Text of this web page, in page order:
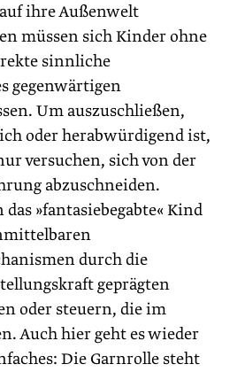
ihre Außenwelt
müssen sich Kinder ohne
sinnliche
gegenwärtigen
Um auszuschließen,
oder herabwürdigend ist,
versuchen, sich von der
abzuschneiden.
»fantasiebegabte« Kind
durch die
geprägten
oder steuern, die im
Auch hier geht es wieder
Die Garnrolle steht